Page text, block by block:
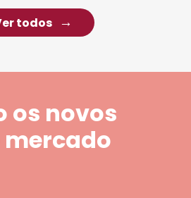
todos
os novos
mercado